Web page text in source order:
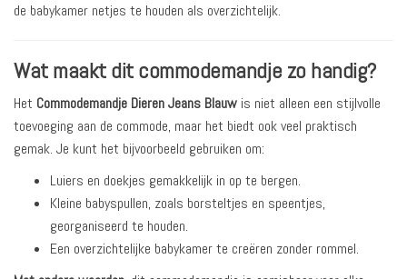
de babykamer netjes te houden als overzichtelijk.
Wat maakt dit commodemandje zo handig?
Het Commodemandje Dieren Jeans Blauw is niet alleen een stijlvolle
toevoeging aan de commode, maar het biedt ook veel praktisch
gemak. Je kunt het bijvoorbeeld gebruiken om:
Luiers en doekjes gemakkelijk in op te bergen.
Kleine babyspullen, zoals borsteltjes en speentjes,
georganiseerd te houden.
Een overzichtelijke babykamer te creëren zonder rommel.